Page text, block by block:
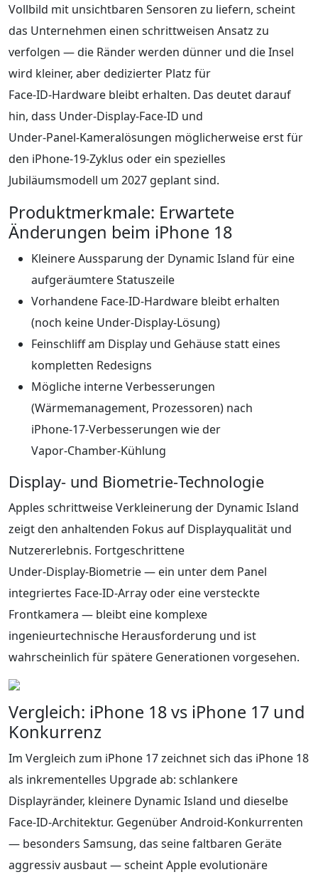
Vollbild mit unsichtbaren Sensoren zu liefern, scheint
das Unternehmen einen schrittweisen Ansatz zu
verfolgen — die Ränder werden dünner und die Insel
wird kleiner, aber dedizierter Platz für
Face‑ID‑Hardware bleibt erhalten. Das deutet darauf
hin, dass Under‑Display‑Face‑ID und
Under‑Panel‑Kameralösungen möglicherweise erst für
den iPhone‑19‑Zyklus oder ein spezielles
Jubiläumsmodell um 2027 geplant sind.
Produktmerkmale: Erwartete
Änderungen beim iPhone 18
Kleinere Aussparung der Dynamic Island für eine
aufgeräumtere Statuszeile
Vorhandene Face‑ID‑Hardware bleibt erhalten
(noch keine Under‑Display‑Lösung)
Feinschliff am Display und Gehäuse statt eines
kompletten Redesigns
Mögliche interne Verbesserungen
(Wärmemanagement, Prozessoren) nach
iPhone‑17‑Verbesserungen wie der
Vapor‑Chamber‑Kühlung
Display- und Biometrie‑Technologie
Apples schrittweise Verkleinerung der Dynamic Island
zeigt den anhaltenden Fokus auf Displayqualität und
Nutzererlebnis. Fortgeschrittene
Under‑Display‑Biometrie — ein unter dem Panel
integriertes Face‑ID‑Array oder eine versteckte
Frontkamera — bleibt eine komplexe
ingenieurtechnische Herausforderung und ist
wahrscheinlich für spätere Generationen vorgesehen.
Vergleich: iPhone 18 vs iPhone 17 und
Konkurrenz
Im Vergleich zum iPhone 17 zeichnet sich das iPhone 18
als inkrementelles Upgrade ab: schlankere
Displayränder, kleinere Dynamic Island und dieselbe
Face‑ID‑Architektur. Gegenüber Android‑Konkurrenten
— besonders Samsung, das seine faltbaren Geräte
aggressiv ausbaut — scheint Apple evolutionäre